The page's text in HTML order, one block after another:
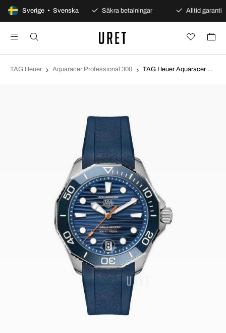
Sverige • Svenska
100 dagars öppet köp Säkra betalningar Alltid garanti
TAG Heuer Aquaracer Professional 300 TAG Heuer Aquaracer Professional 300 Blå/Gummi Ø42 mm WBP5111.FT6259